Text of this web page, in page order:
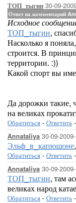
ТОП_тыгин 30-09-
Ответ на комментарий
Исходное
ТОП_тыгин,
Насколько я
строится. В
территории. :))
Какой спорт вы
Да дорожки такие,
на великах
Обратиться - Ответить -
Annataliya 30-09-
Эльф_в_капюшоне
Обратиться - Ответить -
Annataliya 30-09-
ТОП_тыгин, там
великах народ
Обратиться - Ответить -